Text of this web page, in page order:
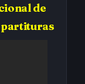
de
partituras